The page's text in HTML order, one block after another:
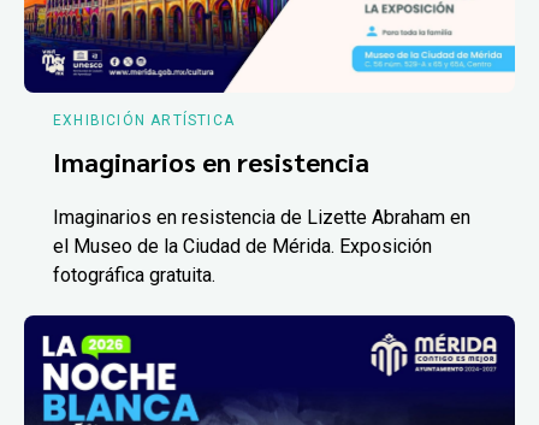
EXHIBICIÓN ARTÍSTICA
Imaginarios en resistencia
Imaginarios en resistencia de Lizette Abraham en
el Museo de la Ciudad de Mérida. Exposición
fotográfica gratuita.